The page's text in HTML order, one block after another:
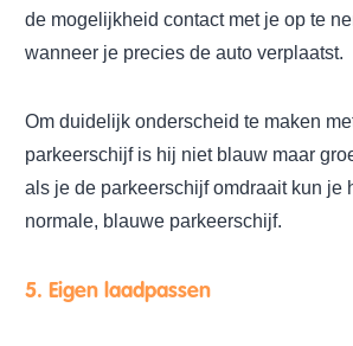
de mogelijkheid contact met je op te
wanneer je precies de auto verplaatst.
Om duidelijk onderscheid te maken
parkeerschijf is hij niet blauw maar
als je de parkeerschijf omdraait kun je
normale, blauwe parkeerschijf.
5. Eigen laadpassen